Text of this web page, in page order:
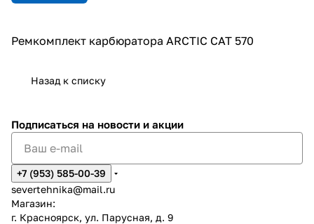
Ремкомплект карбюратора ARCTIC CAT 570
Назад к списку
Подписаться на новости и акции
+7 (953) 585-00-39
severtehnika@mail.ru
Магазин:
г. Красноярск, ул. Парусная, д. 9